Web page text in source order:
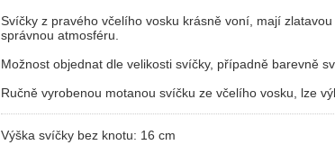
Svíčky z pravého včelího vosku krásně voní, mají
správnou atmosféru.
Možnost objednat dle velikosti svíčky, případně barevně
Ručně vyrobenou motanou svíčku ze včelího vosku, lze
Výška svíčky bez knotu: 16 cm